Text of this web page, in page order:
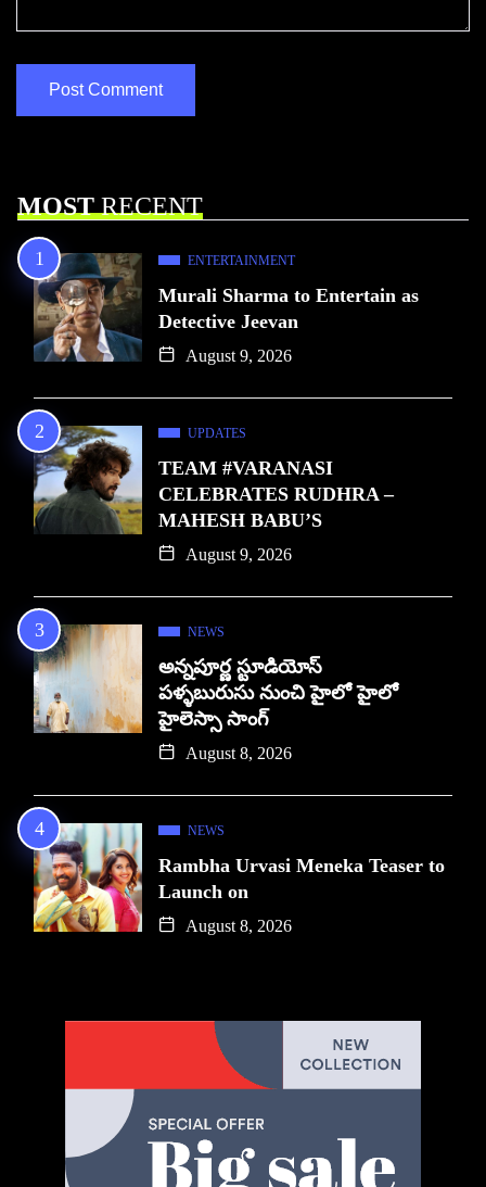
MOSTRECENT
ENTERTAINMENT
Murali Sharma to Entertain as
Detective Jeevan
August 9, 2026
UPDATES
TEAM #VARANASI
CELEBRATES RUDHRA –
MAHESH BABU’S
August 9, 2026
NEWS
అన్నపూర్ణ స్టూడియోస్
పళ్ళబురుసు నుంచి హైలో హైలో
హైలెస్సా సాంగ్
August 8, 2026
NEWS
Rambha Urvasi Meneka Teaser to
Launch on
August 8, 2026